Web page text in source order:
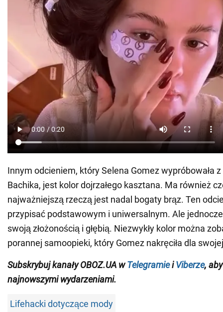
Innym odcieniem, który Selena Gomez wypróbowała
Bachika, jest kolor dojrzałego kasztana. Ma również
najważniejszą rzeczą jest nadal bogaty brąz. Ten
przypisać podstawowym i uniwersalnym. Ale
swoją złożonością i głębią. Niezwykły kolor można
porannej samoopieki, który Gomez nakręciła dla
Subskrybuj kanały OBOZ.UA wTelegramieiViberze,
najnowszymi wydarzeniami.
Lifehacki dotyczące mody